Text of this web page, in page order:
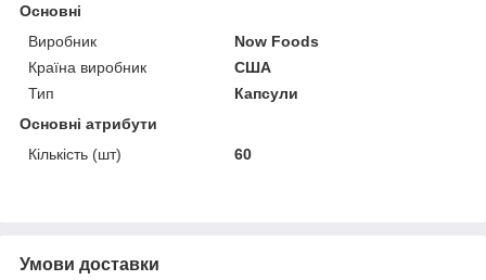
Основні
Виробник
Now Foods
Країна виробник
США
Тип
Капсули
Основні атрибути
Кількість (шт)
60
Умови доставки